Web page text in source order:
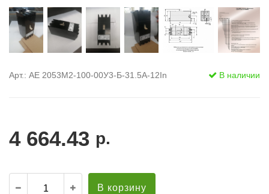
Арт.: АЕ 2053M2-100-00У3-Б-31.5А-12In В наличии
4 664.43 р.
В корзину